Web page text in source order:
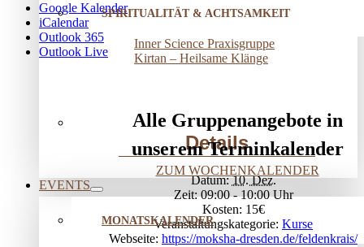
SPIRITUALITÄT & ACHTSAMKEIT
Inner Science Praxisgruppe
Kirtan – Heilsame Klänge
Alle Gruppenangebote in
unserem Terminkalender
ZUM WOCHENKALENDER
EVENTS
MONATSKALENDER
Google Kalender
iCalendar
Outlook 365
Outlook Live
Details
Datum: 10. Dez.
Zeit: 09:00 - 10:00
Kosten: 15€
Veranstaltungskategorie: Kurse
Webseite: https://moksha-dresden.de/feldenkrais/